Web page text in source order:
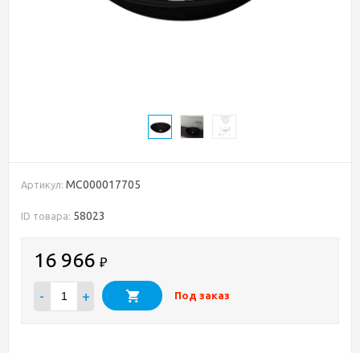
Артикул: MC000017705
ID товара: 58023
16 966 ₽
- + Под заказ